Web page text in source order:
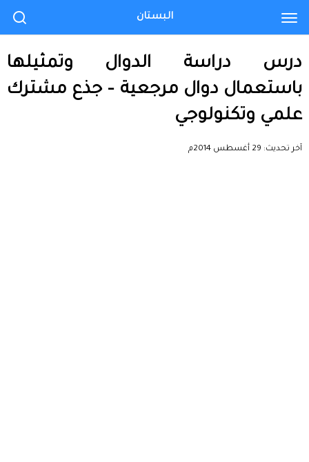
درس دراسة الدوال وتمثيلها
باستعمال دوال مرجعية – جذع مشترك
علمي وتكنولوجي
آخر تحديث: 29 أغسطس 2014م
البستان